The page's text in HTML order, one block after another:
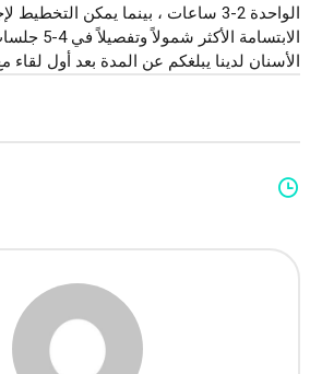
الواحدة 2-3 ساعات ، بينما يمكن
الابتسامة
الأسنان لدينا يبلغكم عن المدة بعد أول لقاء